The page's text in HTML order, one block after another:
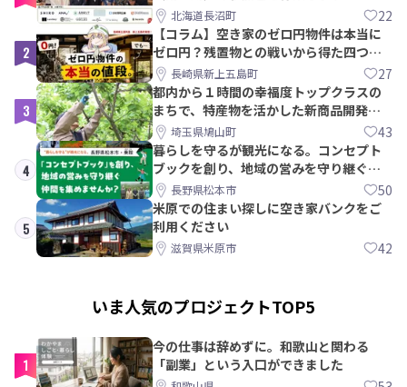
【8/21〆】
北海道長沼町 22
2
【コラム】空き家のゼロ円物件は本当に
ゼロ円？残置物との戦いから得た四つの
教訓｜新上五島町
長崎県新上五島町 27
3
都内から１時間の幸福度トップクラスの
まちで、特産物を活かした新商品開発＆
PRメンバー募集！
埼玉県鳩山町 43
4
暮らしを守るが観光になる。コンセプト
ブックを創り、地域の営みを守り継ぐ仲
間を集めませんか？
長野県松本市 50
5
米原での住まい探しに空き家バンクをご
利用ください
滋賀県米原市 42
いま人気のプロジェクトTOP5
1
今の仕事は辞めずに。和歌山と関わる
「副業」という入口ができました